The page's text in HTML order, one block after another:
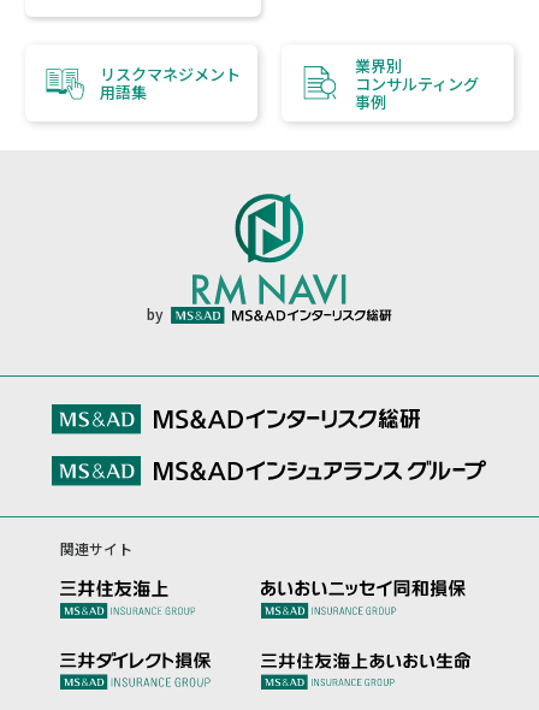
リスクマネジメント
用語集
業界別
コンサルティング
事例
by
関連サイト